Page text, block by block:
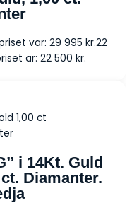
var: 29 995 kr.22
är: 22 500 kr.
i 14Kt. Guld
Diamanter.